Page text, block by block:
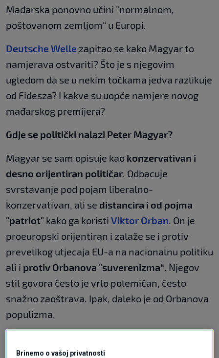
Mađarska ponovno učini "normalnom,
poštovanom zemljom“ u Europi.
Deutsche Welle zapitao se kako Magyar to
namjerava ostvariti? Što je s njegovim
ugledom da se u nekim točkama jedva razlikuje
od Fidesza? I kakve su uopće namjere novog
mađarskog premijera?
Gdje se politički nalazi Peter Magyar?
Magyar se sam opisuje kao konzervativan i
desno orijentiran političar. Odbacuje
svrstavanje pod pojam liberalno-
konzervativan, ali se distancira i od pojma
"patriot" kako ga koristi Viktor Orban. On je
proeuropski orijentiran i zalaže se i protiv
prevelikog utjecaja EU-a na nacionalnu politiku
ali i protiv Orbanova "suverenizma“. Njegov
stil govora često je vrlo polemičan, često
snažno zaoštrava. Ipak, daleko je od Orbanova
populizma.
"Zemljovida Velike Mađarske ima na
Brinemo o vašoj privatnosti